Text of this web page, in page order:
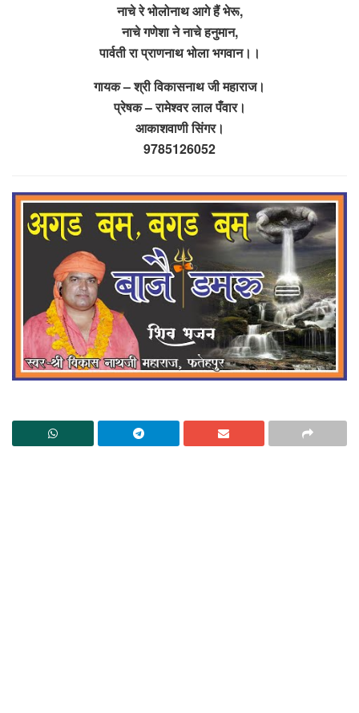
नाचे रे भोलोनाथ आगे हैं भेरू,
नाचे गणेशा ने नाचे हनुमान,
पार्वती रा प्राणनाथ भोला भगवान।।
गायक – श्री विकासनाथ जी महाराज।
प्रेषक – रामेश्वर लाल पँवार।
आकाशवाणी सिंगर।
9785126052